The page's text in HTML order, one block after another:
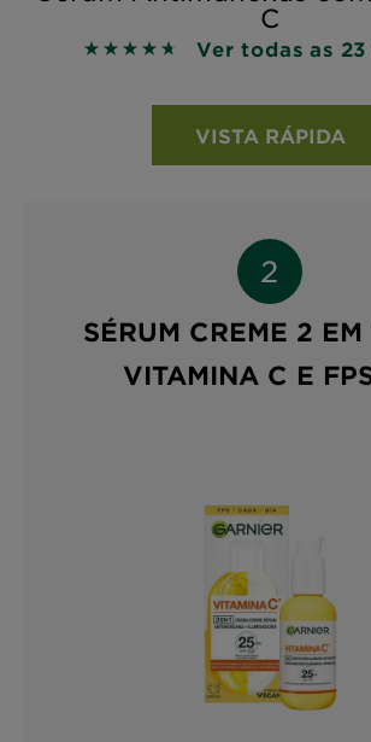
C
4.6957 out of 5 stars based
Ver todas as
VISTA RÁPIDA
SÉRUM CREME 2 EM
VITAMINA C E